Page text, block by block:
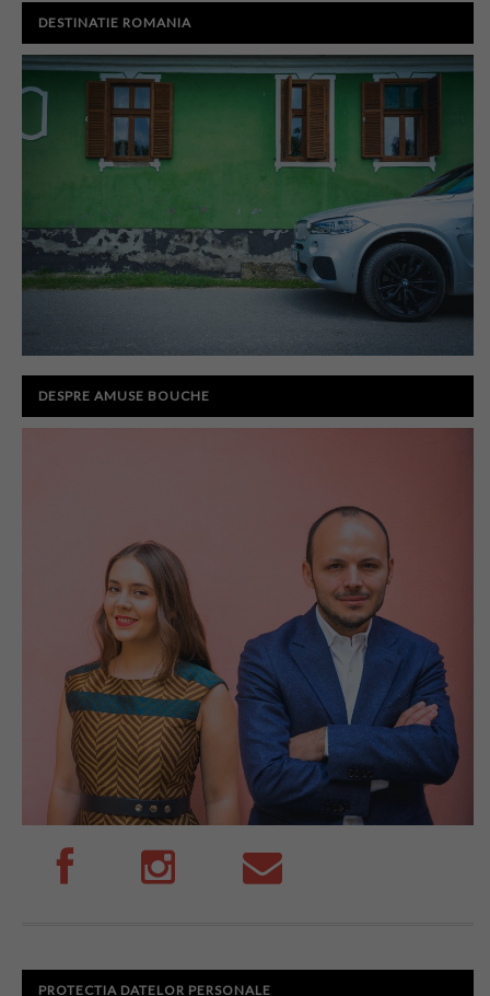
DESTINATIE ROMANIA
DESPRE AMUSE BOUCHE
PROTECTIA DATELOR PERSONALE